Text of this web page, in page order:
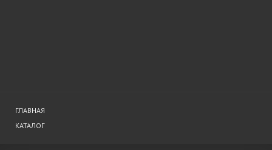
ГЛАВНАЯ
КАТАЛОГ